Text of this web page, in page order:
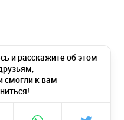
и расскажите об этом
смогли к вам